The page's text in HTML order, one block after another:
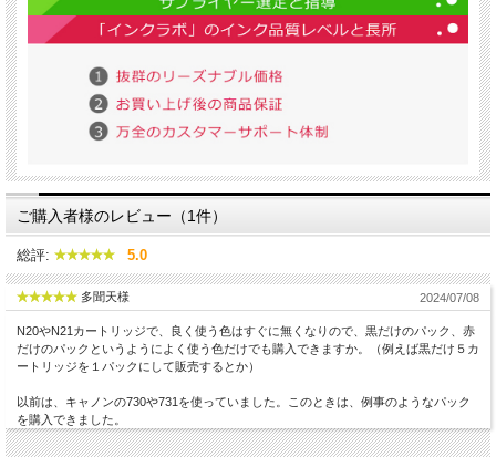
ご購入者様のレビュー（1件）
総評: 5.0
多聞天様 2024/07/08
N20やN21カートリッジで、良く使う色はすぐに無くなりので、黒だけのパック、赤
だけのパックというようによく使う色だけでも購入できますか。（例えば黒だけ５カ
ートリッジを１パックにして販売するとか）
以前は、キャノンの730や731を使っていました。このときは、例事のようなパック
を購入できました。